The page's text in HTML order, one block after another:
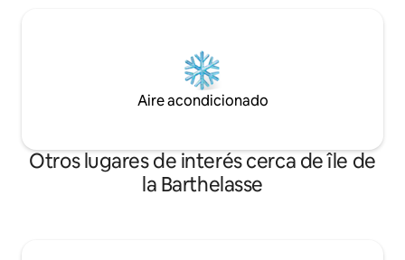
Aire acondicionado
Otros lugares de interés cerca de île de
la Barthelasse